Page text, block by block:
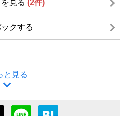
見る (2件)
クする
と見る